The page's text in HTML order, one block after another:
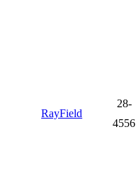
RayField
28-
4556